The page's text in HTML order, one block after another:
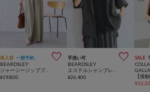
再入荷 一部予約 
BEARDSLEY
¥19,800
手洗い可 
BEARDSLEY
¥26,400
SALE
¥